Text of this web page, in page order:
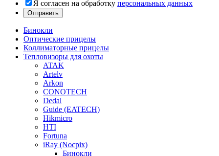
Я согласен на обработку персональных данных
Бинокли
Оптические прицелы
Коллиматорные прицелы
Тепловизоры для охоты
ATAK
Artelv
Arkon
CONOTECH
Dedal
Guide (EATECH)
Hikmicro
HTI
Fortuna
iRay (Nocpix)
Бинокли